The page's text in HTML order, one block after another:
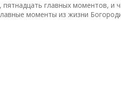
главных моментов, и
моменты из жизни